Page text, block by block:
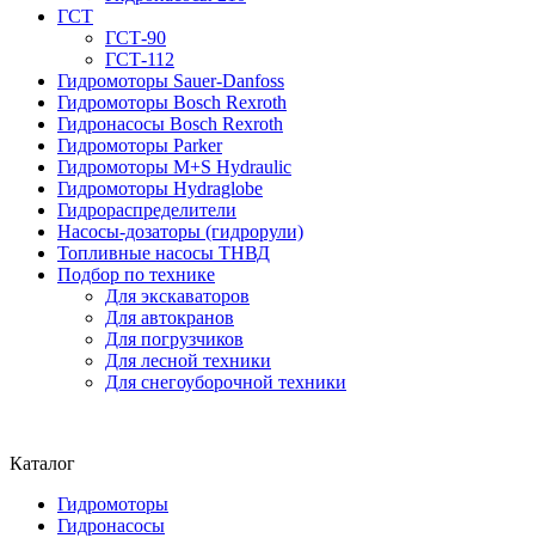
ГСТ
ГСТ-90
ГСТ-112
Гидромоторы Sauer-Danfoss
Гидромоторы Bosch Rexroth
Гидронасосы Bosch Rexroth
Гидромоторы Parker
Гидромоторы M+S Hydraulic
Гидромоторы Hydraglobe
Гидрораспределители
Насосы-дозаторы (гидрорули)
Топливные насосы ТНВД
Подбор по технике
Для экскаваторов
Для автокранов
Для погрузчиков
Для лесной техники
Для снегоуборочной техники
Каталог
Гидромоторы
Гидронасосы